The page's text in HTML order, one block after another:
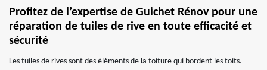
Profitez de l’expertise de Guichet Rénov pour une
réparation de tuiles de rive en toute efficacité et
sécurité
Les tuiles de rives sont des éléments de la toiture qui bordent les toits.